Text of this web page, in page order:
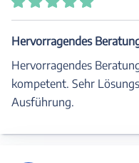
Hervorragendes
Hervorragendes
kompetent. Sehr
Ausführung.